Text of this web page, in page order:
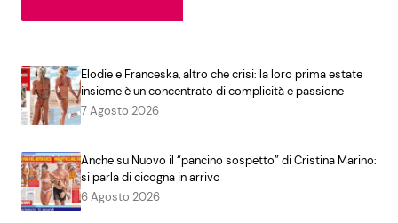
Elodie e Franceska, altro che crisi: la loro prima estate
insieme è un concentrato di complicità e passione
7 Agosto 2026
Anche su Nuovo il “pancino sospetto” di Cristina Marino:
si parla di cicogna in arrivo
6 Agosto 2026